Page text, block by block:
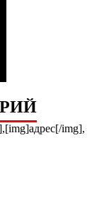
img],